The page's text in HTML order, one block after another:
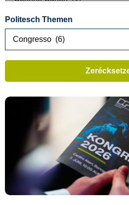
Politesch Themen